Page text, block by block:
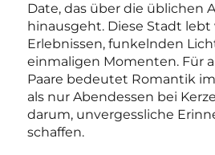
Date, das über die üblichen
hinausgeht. Diese Stadt
Erlebnissen, funkelnden
einmaligen Momenten. Für
Paare bedeutet Romantik
als nur Abendessen bei
darum, unvergessliche
schaffen.